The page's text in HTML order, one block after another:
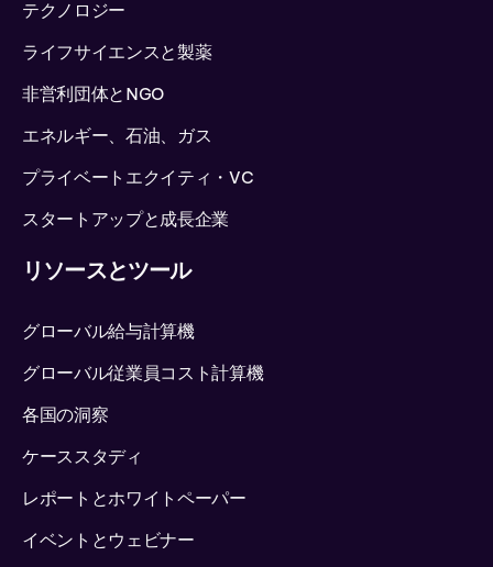
テクノロジー
ライフサイエンスと製薬
非営利団体とNGO
エネルギー、石油、ガス
プライベートエクイティ・VC
スタートアップと成長企業
リソースとツール
グローバル給与計算機
グローバル従業員コスト計算機
各国の洞察
ケーススタディ
レポートとホワイトペーパー
イベントとウェビナー